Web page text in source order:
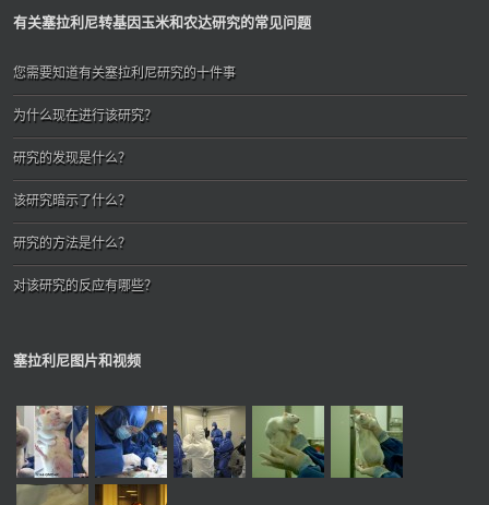
有关塞拉利尼转基因玉米和农达研究的常见问题
您需要知道有关塞拉利尼研究的十件事
为什么现在进行该研究？
研究的发现是什么？
该研究暗示了什么？
研究的方法是什么？
对该研究的反应有哪些？
塞拉利尼图片和视频